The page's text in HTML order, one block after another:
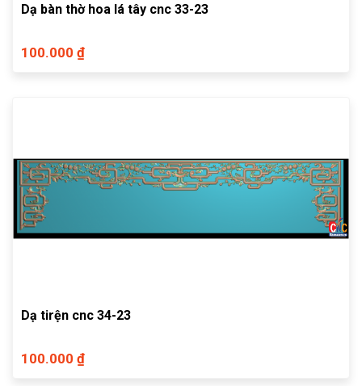
Dạ bàn thờ hoa lá tây cnc 33-23
100.000 ₫
Dạ tirện cnc 34-23
100.000 ₫